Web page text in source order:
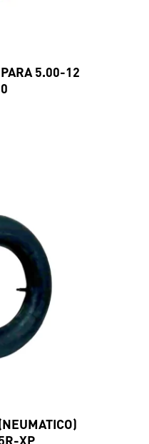
5.00-12
XP